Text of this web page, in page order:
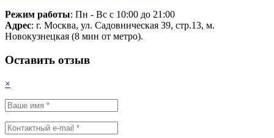
Режим работы: Пн - Вс с 10:00 до 21:00
Адрес: г. Москва, ул. Садовническая 39, стр.13, м.
Новокузнецкая (8 мин от метро).
Оставить отзыв
×